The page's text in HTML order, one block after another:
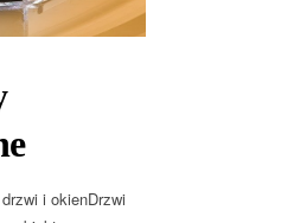
i okienDrzwi